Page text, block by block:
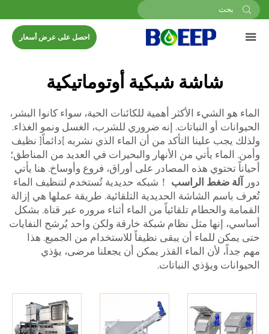
احصل على عرض أسعار
شاشة شبكية أوتوماتيكية
الماء هو الشيء الأكثر أهمية للكائنات الحية، سواء كانوا البشر،
الحيوانات أو النباتات. إنه ضروري للشرب، الغسل ونمو الغذاء.
ولذلك يجب علينا التأكد من أن الماء الذي نشربه [دائماً] نظيف
وأمن. الماء يأتي من الأنهار والبحيرات في العديد من المناطق؛
أحياناً تحتوي هذه المصادر على أوراق، فروع وأوساخ. هنا يأتي
دور
آلة ضغط الراسب
！شبكه حديدية تُستخدم لتنظيف الماء
تُعرف باسم الشاشة الحديدية التلقائية. طريقة عملها هي إزالة
القمامة والحطام تلقائياً من الماء أثناء مروره عبر قناة. بشكل
أساسي، إنها مثل نظام شبكة خارقة ولكن واحد يُرشح النفايات
حتى يمكن للماء أن يبقى نظيفاً للاستخدام من الجميع. هذا
مهم جداً، لأن الماء القذر يمكن أن يجعلنا مرضى، يؤذي
الحيوانات ويؤذي النباتات.